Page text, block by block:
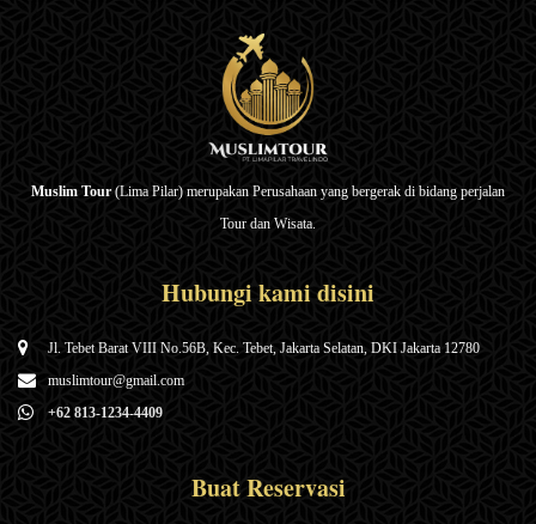
Muslim Tour(Lima Pilar) merupakan Perusahaan yang bergerak di bidang perjalan
Tour dan Wisata.
Hubungi kami disini
Jl. Tebet Barat VIII No.56B, Kec. Tebet, Jakarta Selatan, DKI Jakarta 12780
muslimtour@gmail.com
+62 813-1234-4409
Buat Reservasi